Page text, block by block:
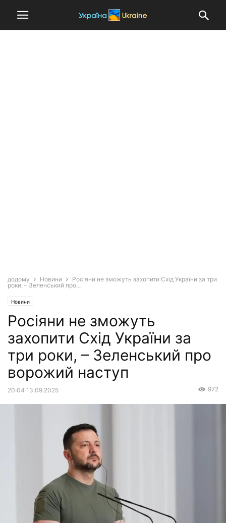
додому Новини
Росіяни не зможуть захопити Схід України за три
роки, – Зеленський про...
Новини
Росіяни не зможуть
захопити Схід України за
три роки, – Зеленський про
ворожий наступ
20:04 13.09.2025 972